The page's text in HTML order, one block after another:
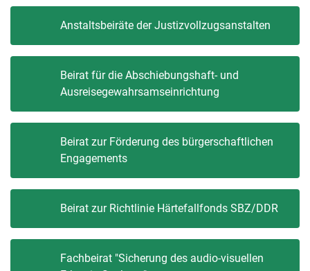
Anstaltsbeiräte der Justizvollzugsanstalten
Beirat für die Abschiebungshaft- und
Ausreisegewahrsamseinrichtung
Beirat zur Förderung des bürgerschaftlichen
Engagements
Beirat zur Richtlinie Härtefallfonds SBZ/DDR
Fachbeirat "Sicherung des audio-visuellen